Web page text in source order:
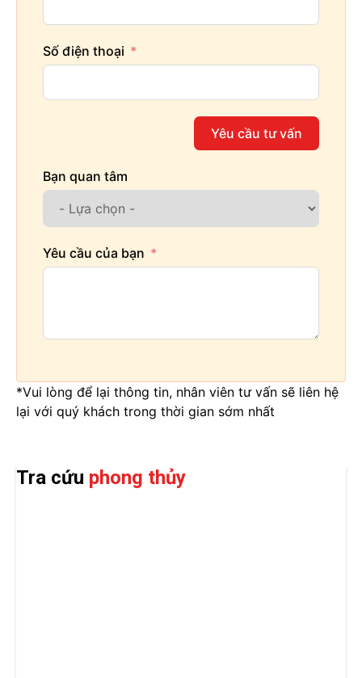
Số điện thoại
Yêu cầu tư vấn
Bạn quan tâm
Yêu cầu của bạn
*Vui lòng để lại thông tin, nhân viên tư vấn sẽ liên hệ
lại với quý khách trong thời gian sớm nhất
Tra cứu phong thủy